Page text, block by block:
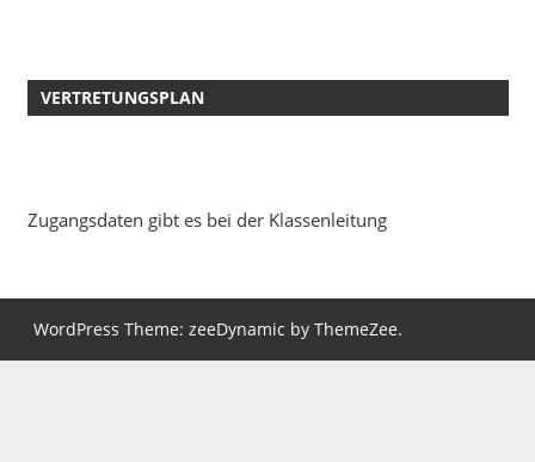
VERTRETUNGSPLAN
Zugangsdaten gibt es bei der Klassenleitung
WordPress Theme: zeeDynamic by ThemeZee.